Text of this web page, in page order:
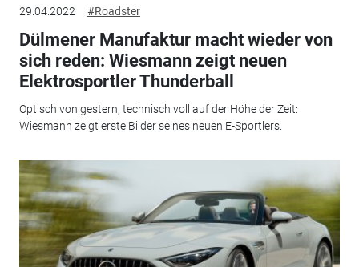
29.04.2022 #Roadster
Dülmener Manufaktur macht wieder von
sich reden: Wiesmann zeigt neuen
Elektrosportler Thunderball
Optisch von gestern, technisch voll auf der Höhe der Zeit:
Wiesmann zeigt erste Bilder seines neuen E-Sportlers.